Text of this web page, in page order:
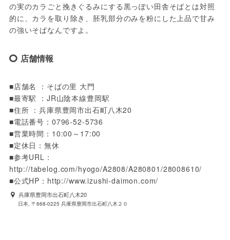
の実のカラごと挽きぐるみにする黒っぽい田舎そばとは対照
的に、カラを取り除き、胚乳部分のみを粉にした上品で甘み
の強いそばなんですよ。
店舗情報
■店舗名 ：そばの里 大門
■最寄駅 ：JR山陰本線豊岡駅
■住所 ：兵庫県豊岡市出石町八木20
■電話番号：0796-52-5736
■営業時間：10:00～17:00
■定休日：無休
■参考URL：
http://tabelog.com/hyogo/A2808/A280801/28008610/
■公式HP：http://www.izushi-daimon.com/
兵庫県豊岡市出石町八木20
日本, 〒668-0225 兵庫県豊岡市出石町八木２０